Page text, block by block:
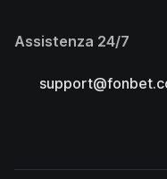
Assistenza 24/7